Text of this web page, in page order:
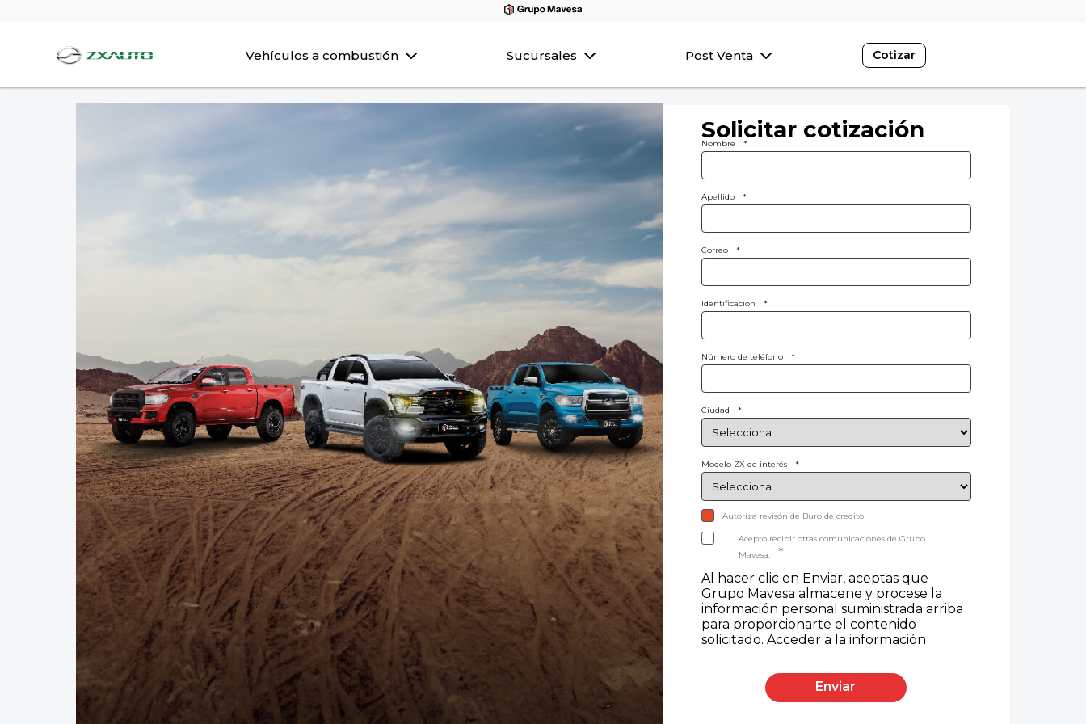
Vehículos a combustión Sucursales Post Venta Cotizar
Solicitar cotización
Nombre *
Apellido *
Correo *
Identificación *
Número de teléfono *
Ciudad *
Modelo ZX de interés *
Autoriza revisón de Buro de credito
Acepto recibir otras comunicaciones de Grupo
Mavesa.
*
Al hacer clic en Enviar, aceptas que
Grupo Mavesa almacene y procese la
información personal suministrada arriba
para proporcionarte el contenido
solicitado. Acceder a la información